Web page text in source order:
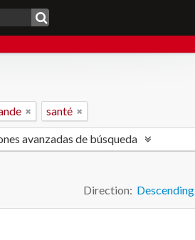
santé
avanzadas de búsqueda
Direction: Descending